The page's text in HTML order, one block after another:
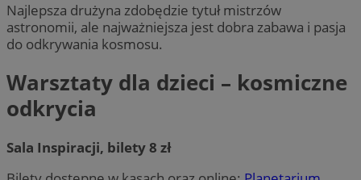
Najlepsza drużyna zdobędzie tytuł mistrzów
astronomii, ale najważniejsza jest dobra zabawa i pasja
do odkrywania kosmosu.
Warsztaty dla dzieci – kosmiczne
odkrycia
Sala Inspiracji, bilety 8 zł